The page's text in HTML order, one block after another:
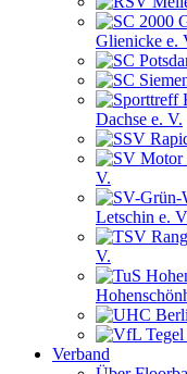
Glienicke e.
Dachse e. V.
V.
Letschin e.
V.
Verband